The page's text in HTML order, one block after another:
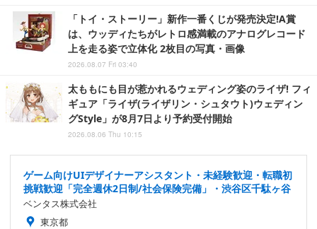
「トイ・ストーリー」新作一番くじが発売決定!A賞
は、ウッディたちがレトロ感満載のアナログレコード
上を走る姿で立体化 2枚目の写真・画像
2026.08.07 Fri 03:40
太ももにも目が惹かれるウェディング姿のライザ! フィ
ギュア「ライザ(ライザリン・シュタウト)ウェディン
グStyle」が8月7日より予約受付開始
2026.08.06 Thu 10:15
ゲーム向けUIデザイナーアシスタント・未経験歓迎・転職初
挑戦歓迎「完全週休2日制/社会保険完備」・渋谷区千駄ヶ谷
ベンタス株式会社
東京都